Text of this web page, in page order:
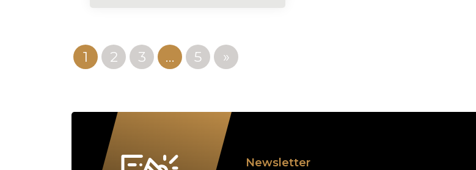
1 2 3 … 5 »
Newsletter